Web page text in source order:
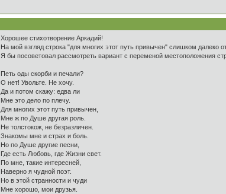
Хорошее стихотворение Аркадий!
На мой взгляд строка "для многих этот путь привычен" слишком далеко
Я бы посоветовал рассмотреть вариант с переменой местоположения
Петь оды скорби и печали?
О нет! Увольте. Не хочу.
Да и потом скажу: едва ли
Мне это дело по плечу.
Для многих этот путь привычен,
Мне ж по Душе другая роль.
Не толстокож, не безразличен.
Знакомы мне и страх и боль.
Но по Душе другие песни,
Где есть Любовь, где Жизни свет.
По мне, такие интересней,
Наверно я чудной поэт.
Но в этой странности и чуди
Мне хорошо, мои друзья.